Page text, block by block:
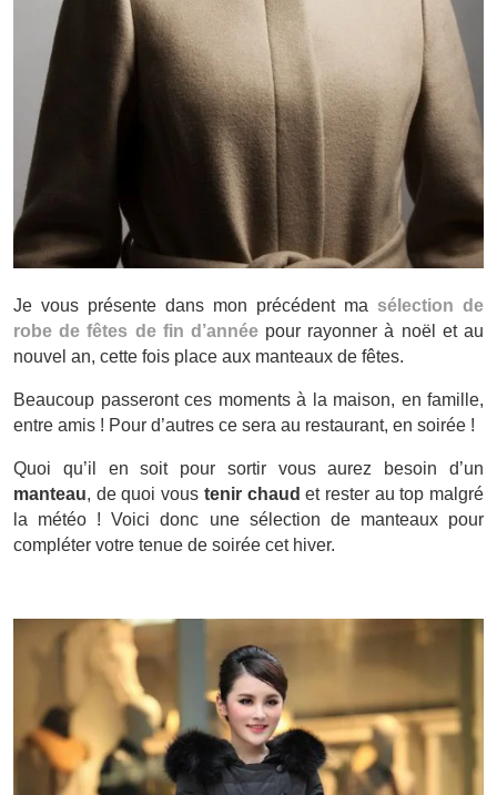
Je vous présente dans mon précédent ma sélection de
robe de fêtes de fin d’annéepour rayonner à noël et au
nouvel an, cette fois place aux manteaux de fêtes.
Beaucoup passeront ces moments à la maison, en famille,
entre amis ! Pour d’autres ce sera au restaurant, en soirée !
Quoi qu’il en soit pour sortir vous aurez besoin d’un
manteau, de quoi vous tenir chaudet rester au top malgré
la météo ! Voici donc une sélection de manteaux pour
compléter votre tenue de soirée cet hiver.